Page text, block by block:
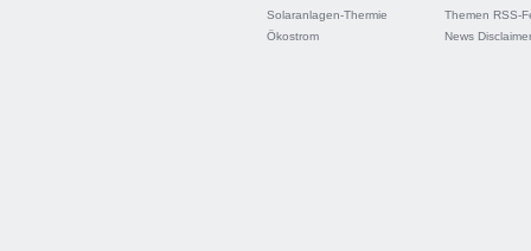
Solaranlagen-Thermie
Ökostrom
Themen RSS-
News Disclaimer